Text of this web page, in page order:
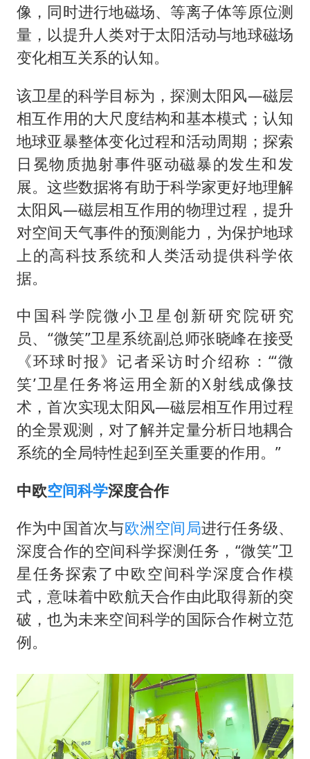
像，同时进行地磁场、等离子体等原位测
量，以提升人类对于太阳活动与地球磁场
变化相互关系的认知。
该卫星的科学目标为，探测太阳风—磁层
相互作用的大尺度结构和基本模式；认知
地球亚暴整体变化过程和活动周期；探索
日冕物质抛射事件驱动磁暴的发生和发
展。这些数据将有助于科学家更好地理解
太阳风—磁层相互作用的物理过程，提升
对空间天气事件的预测能力，为保护地球
上的高科技系统和人类活动提供科学依
据。
中国科学院微小卫星创新研究院研究
员、“微笑”卫星系统副总师张晓峰在接受
《环球时报》记者采访时介绍称：“‘微
笑’卫星任务将运用全新的X射线成像技
术，首次实现太阳风—磁层相互作用过程
的全景观测，对了解并定量分析日地耦合
系统的全局特性起到至关重要的作用。”
中欧空间科学深度合作
作为中国首次与欧洲空间局进行任务级、
深度合作的空间科学探测任务，“微笑”卫
星任务探索了中欧空间科学深度合作模
式，意味着中欧航天合作由此取得新的突
破，也为未来空间科学的国际合作树立范
例。